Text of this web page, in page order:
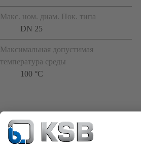
Макс. ном. диам. Пок. типа
DN 25
Максимальная допустимая
температура среды
100 °C